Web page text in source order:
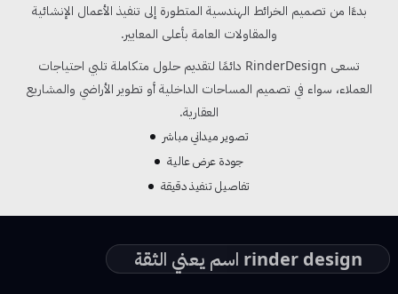
بدءًا من تصميم الخرائط الهندسية المتطورة إلى تنفيذ الأعمال الإنشائية
والمقاولات العامة بأعلى المعايير.
تسعى RinderDesign دائمًا لتقديم حلول متكاملة تلبي احتياجات
العملاء، سواء في تصميم المساحات الداخلية أو تطوير الأراضي والمشاريع
العقارية.
تصوير ميداني مباشر
جودة عرض عالية
تفاصيل تنفيذ دقيقة
rinder design اسم يعني الثقة